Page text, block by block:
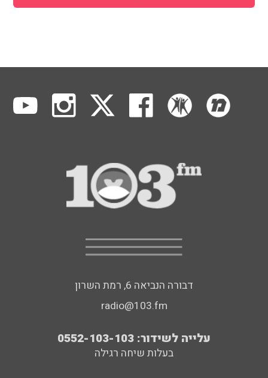
דבורה הנביאה 6, רמת השרון
radio@103.fm
עלייה לשידור: 0552-103-103
בעלות שיחה רגילה